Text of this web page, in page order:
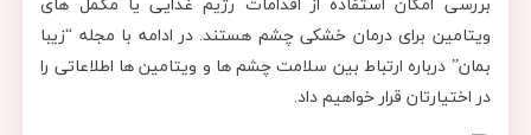
ویتامین برای درمان خشکی چشم هستند. در ادامه با مجله “زیبا
بمان” درباره ارتباط بین سلامت چشم ها و ویتامین ها اطلاعاتی را
در اختیارتان قرار خواهیم داد.